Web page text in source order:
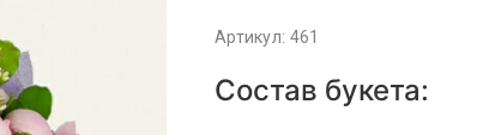
Артикул: 461
Состав букета: